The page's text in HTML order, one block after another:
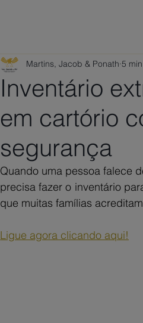
Inventário
em cartório
segurança
Martins, Jacob & Ponath 5
Quando uma pessoa falece
precisa fazer o inventário
que muitas famílias
Ligue agora clicando aqui!